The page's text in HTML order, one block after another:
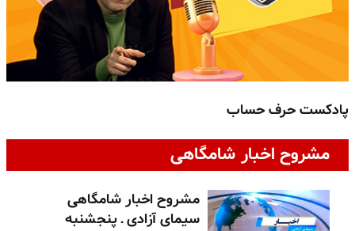
پادکست حرف حساب
مشروح اخبار شامگاهی
مشروح اخبار شامگاهی
سیمای آزادی ـ پنجشنبه